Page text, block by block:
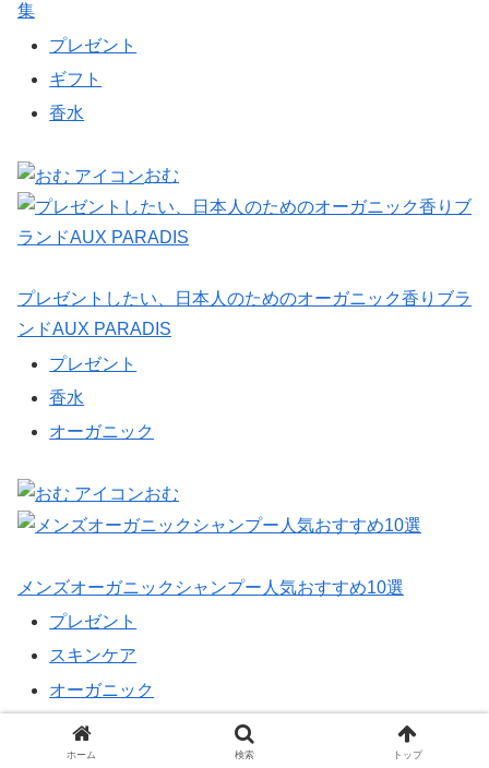
集
プレゼント
ギフト
香水
おむ
プレゼントしたい、日本人のためのオーガニック香りブラ
ンドAUX PARADIS
プレゼント
香水
オーガニック
おむ
メンズオーガニックシャンプー人気おすすめ10選
プレゼント
スキンケア
オーガニック
ホーム 検索 トップ